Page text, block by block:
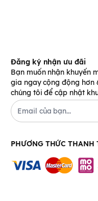
Đăng ký nhận ưu đãi
Bạn muốn nhận khuyến
gia ngay cộng động hơn
chúng tôi để cập nhật
PHƯƠNG THỨC THANH